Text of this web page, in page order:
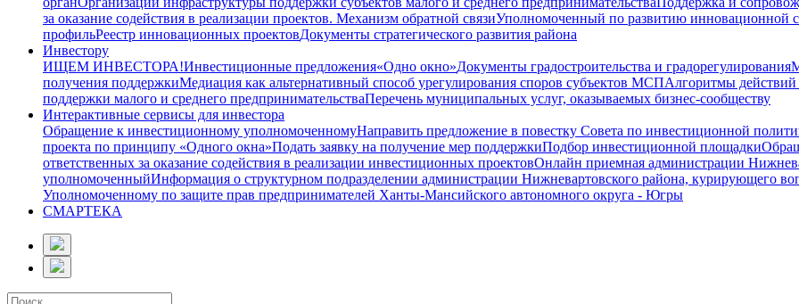
за оказание содействия в реализации проектов. Механизм обратной связиУполномоченный по развитию инновационной
профильРеестр инновационных проектовДокументы стратегического развития района
Инвестору
ИЩЕМ ИНВЕСТОРА!Инвестиционные предложения«Одно окно»Документы градостроительства и градорегулирования
получения поддержкиМедиация как альтернативный способ урегулирования споров субъектов МСПАлгоритмы действий
поддержки малого и среднего предпринимательстваПеречень муниципальных услуг, оказываемых бизнес-сообществу
Интерактивные сервисы для инвестора
Обращение к инвестиционному уполномоченномуНаправить предложение в повестку Совета по инвестиционной
проекта по принципу «Одного окна»Подать заявку на получение мер поддержкиПодбор инвестиционной площадки
ответственных за оказание содействия в реализации инвестиционных проектовОнлайн приемная администрации
уполномоченныйИнформация о структурном подразделении администрации Нижневартовского района, курирующего
Уполномоченному по защите прав предпринимателей Ханты-Мансийского автономного округа - Югры
СМАРТЕКА